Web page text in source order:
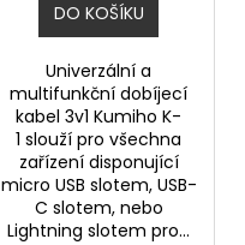
DO KOŠÍKU
Univerzální a
multifunkční dobíjecí
kabel 3v1 Kumiho K-
1 slouží pro všechna
zařízení disponující
micro USB slotem, USB-
C slotem, nebo
Lightning slotem pro...